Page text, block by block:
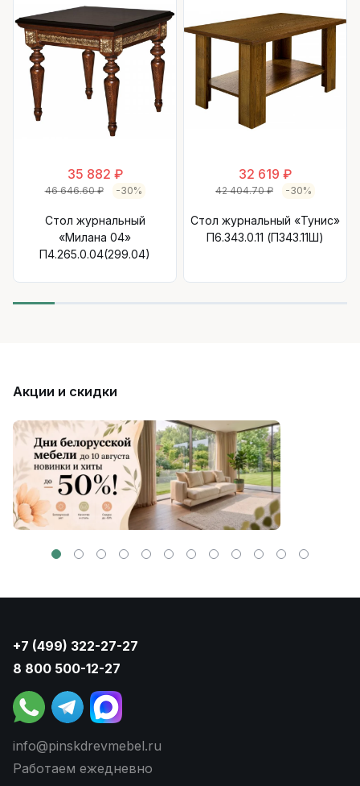
35 882 ₽
46 646.60 ₽ -30%
Стол журнальный
«Милана 04»
П4.265.0.04(299.04)
32 619 ₽
42 404.70 ₽ -30%
Стол журнальный «Тунис»
П6.343.0.11 (П343.11Ш)
Акции и скидки
+7 (499) 322-27-27
8 800 500-12-27
info@pinskdrevmebel.ru
Работаем ежедневно